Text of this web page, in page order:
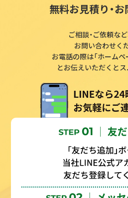
無料お見積り・
ご相談・ご依頼な
お問い合わせく
お電話の際は「ホームペ
とお伝えいただくと